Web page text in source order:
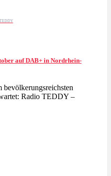
auf DAB+ in Nordrhein-
Radio TEDDY –